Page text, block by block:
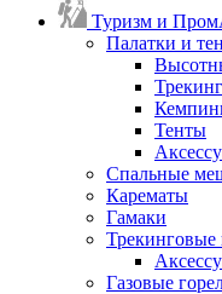
Туризм и
Палатки и
Тенты
Спальные
Карематы
Гамаки
Трекинговые
Газовые